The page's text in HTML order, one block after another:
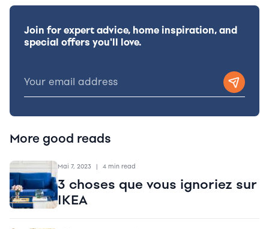
Join for expert advice, home inspiration, and
special offers you'll love.
More good reads
Mai 7, 2023 | 4 min read
3 choses que vous ignoriez sur
IKEA